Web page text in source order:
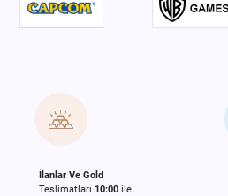
İlanlar Ve Gold
Teslimatları10:00 ile